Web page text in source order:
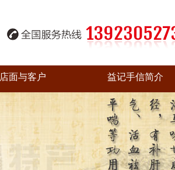
店面与客户 益记手信简介